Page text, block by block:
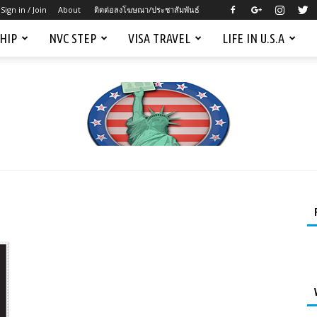
Sign in / Join About ติดต่อลงโฆษณา/ประชาสัมพันธ์
NVC STEP VISA TRAVEL LIFE IN U.S.A